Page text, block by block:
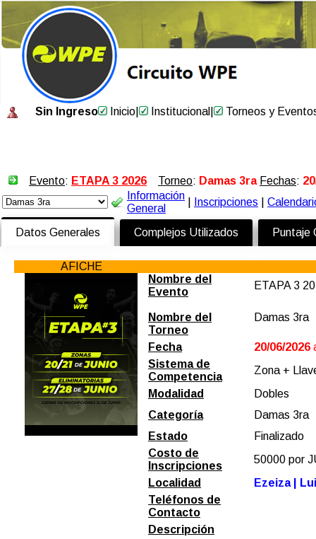
Sin Ingreso Inicio Institucional Torneos y
Evento: ETAPA 3 2026 Torneo: Damas 3ra Fechas:
Información
General
Inscripciones
Datos Generales Complejos Utilizados Puntaje
AFICHE
Nombre del
Evento
ETAPA 3
Nombre del
Torneo
Damas 3ra
Fecha 20/06/2026
Sistema de
Competencia
Zona +
Modalidad
Dobles
Categoría
Damas 3ra
Estado
Finalizado
Costo de
Inscripciones
50000 por
Localidad
Ezeiza |
Teléfonos de
Contacto
Descripción